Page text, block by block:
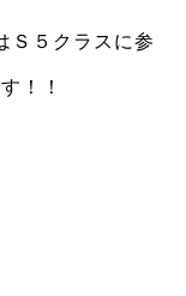
Ｓ５クラスに参
！！